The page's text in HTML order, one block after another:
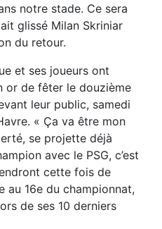
notre stade. Ce sera
glissé Milan Skriniar
du retour.
et ses joueurs ont
or de fêter le douzième
leur public, samedi
« Ça va être mon
se projette déjà
avec le PSG, c’est
cette fois de
au 16e du championnat,
de ses 10 derniers